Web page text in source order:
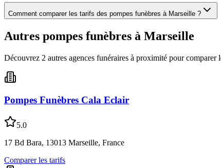
Comment comparer les tarifs des pompes funèbres à Marseille ?
Autres pompes funèbres à Marseille
Découvrez 2 autres agences funéraires à proximité pour comparer
Pompes Funèbres Cala Eclair
5.0
17 Bd Bara, 13013 Marseille, France
Comparer les tarifs